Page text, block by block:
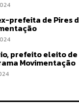
prefeita de Pires
prefeito eleito de
Movimentação